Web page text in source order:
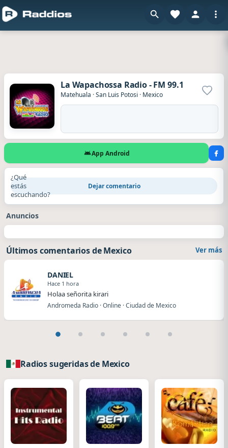
La Wapachossa Radio - FM 99.1
Matehuala ·San Luis Potosi · Mexico
App Android
¿Qué
estás
escuchando?
Dejar comentario
Anuncios
Últimos comentarios de Mexico Ver más
DANIEL
Hace 1 hora
Holaa señorita kirari
Andromeda Radio · Online · Ciudad de Mexico
Radios sugeridas de Mexico